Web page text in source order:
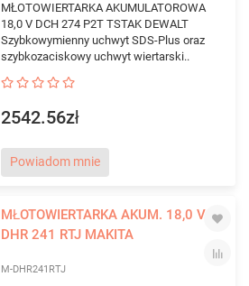
MŁOTOWIERTARKA AKUMULATOROWA
18,0 V DCH 274 P2T TSTAK DEWALT
Szybkowymienny uchwyt SDS-Plus oraz
szybkozaciskowy uchwyt wiertarski..
2542.56zł
Powiadom mnie
MŁOTOWIERTARKA AKUM. 18,0 V
DHR 241 RTJ MAKITA
M-DHR241RTJ